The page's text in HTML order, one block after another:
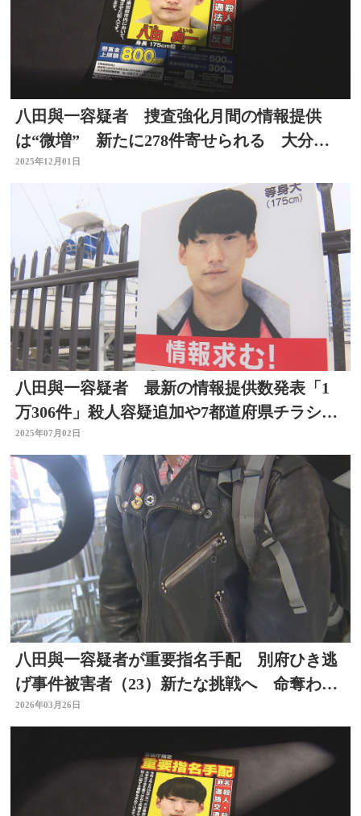
八田與一容疑者 捜査強化月間の情報提供
は“微増” 新たに278件寄せられる 大分・
別府ひき逃げ
2025年12月01日
八田與一容疑者 最新の情報提供数発表「1
万306件」殺人容疑追加や7都道府県チラシ配
布で急増 大分
2025年07月02日
八田與一容疑者が重要指名手配 別府ひき逃
げ事件被害者（23）新たな挑戦へ 命奪われ
た友人への思い語る
2026年03月26日